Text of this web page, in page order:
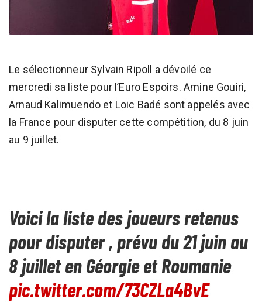
Le sélectionneur Sylvain Ripoll a dévoilé ce
mercredi sa liste pour l’Euro Espoirs. Amine Gouiri,
Arnaud Kalimuendo et Loic Badé sont appelés avec
la France pour disputer cette compétition, du 8 juin
au 9 juillet.
Voici la liste des joueurs retenus
pour disputer , prévu du 21 juin au
8 juillet en Géorgie et Roumanie
pic.twitter.com/73CZLa4BvE